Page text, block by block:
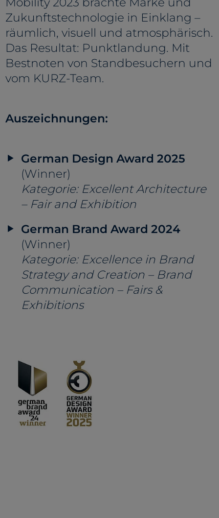
Zukunftstechnologie in Einklang –
räumlich, visuell und atmosphärisch.
Das Resultat: Punktlandung. Mit
Bestnoten von Standbesuchern und
vom KURZ-Team.
Auszeichnungen:
German Design Award 2025
(Winner)
Kategorie: Excellent Architecture
– Fair and Exhibition
German Brand Award 2024
(Winner)
Kategorie: Excellence in Brand
Strategy and Creation – Brand
Communication – Fairs &
Exhibitions